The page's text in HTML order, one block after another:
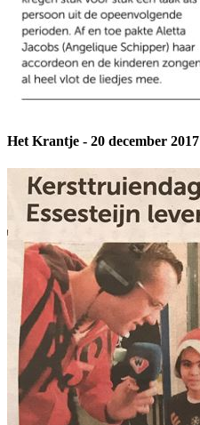
Het Krantje - 20 december 2017